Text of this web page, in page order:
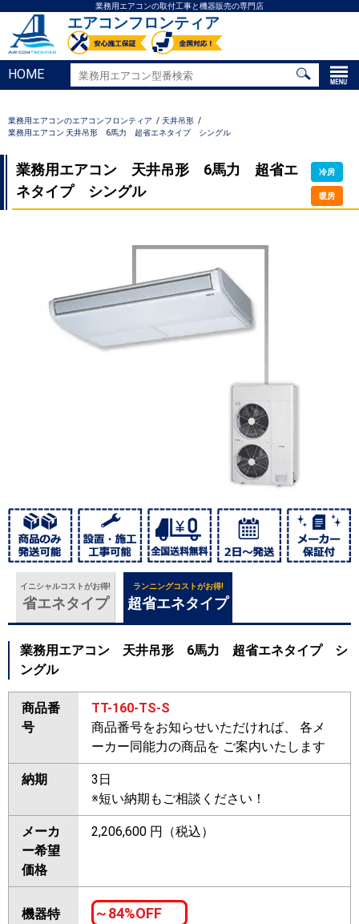
業務用エアコンの取付工事と機器販売の専門店
エアコンフロンティア
HOME
業務用エアコンのエアコンフロンティア
天井吊形
業務用エアコン 天井吊形 6馬力 超省エネタイプ シングル
業務用エアコン 天井吊形 6馬力 超省エ
ネタイプ シングル
冷房
暖房
イニシャルコストがお得!
省エネタイプ
ランニングコストがお得!
超省エネタイプ
業務用エアコン 天井吊形 6馬力 超省エネタイプ シ
ングル
商品番
号
TT-160-TS-S
商品番号をお知らせいただければ、 各メ
ーカー同能力の商品を ご案内いたします
納期
3日
※短い納期もご相談ください！
メーカ
ー希望
価格
2,206,600 円（税込）
機器特
～84%OFF